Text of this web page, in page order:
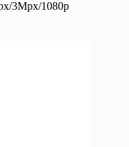
3Mpx/1080p